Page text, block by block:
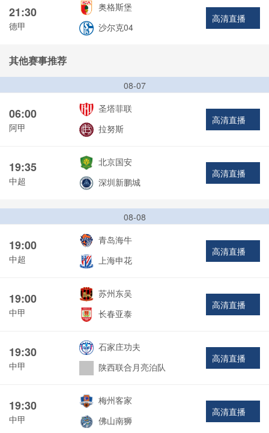
21:30
德甲
奥格斯堡
沙尔克04
高清直播
其他赛事推荐
08-07
06:00
阿甲
圣塔菲联
拉努斯
高清直播
19:35
中超
北京国安
深圳新鹏城
高清直播
08-08
19:00
中超
青岛海牛
上海申花
高清直播
19:00
中甲
苏州东吴
长春亚泰
高清直播
19:30
中甲
石家庄功夫
陕西联合月亮泊队
高清直播
19:30
中甲
梅州客家
佛山南狮
高清直播